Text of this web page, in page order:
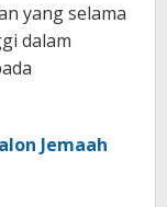
yang selama
dalam
Jemaah